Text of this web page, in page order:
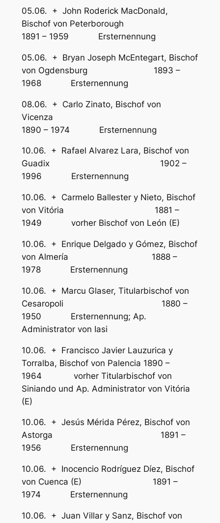
05.06. + John Roderick MacDonald,
Bischof von Peterborough
1891 – 1959 Ersternennung
05.06. + Bryan Joseph McEntegart, Bischof
von Ogdensburg 1893 –
1968 Ersternennung
08.06. + Carlo Zinato, Bischof von
Vicenza
1890 – 1974 Ersternennung
10.06. + Rafael Alvarez Lara, Bischof von
Guadix 1902 –
1996 Ersternennung
10.06. + Carmelo Ballester y Nieto, Bischof
von Vitória 1881 –
1949 vorher Bischof von León (E)
10.06. + Enrique Delgado y Gómez, Bischof
von Almería 1888 –
1978 Ersternennung
10.06. + Marcu Glaser, Titularbischof von
Cesaropoli 1880 –
1950 Ersternennung; Ap.
Administrator von Iasi
10.06. + Francisco Javier Lauzurica y
Torralba, Bischof von Palencia 1890 –
1964 vorher Titularbischof von
Siniando und Ap. Administrator von Vitória
(E)
10.06. + Jesús Mérida Pérez, Bischof von
Astorga 1891 –
1956 Ersternennung
10.06. + Inocencio Rodríguez Díez, Bischof
von Cuenca (E) 1891 –
1974 Ersternennung
10.06. + Juan Villar y Sanz, Bischof von